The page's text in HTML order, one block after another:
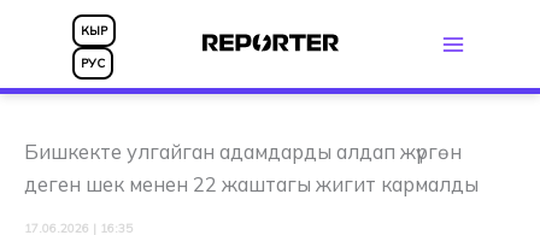
КЫР
РУС
Бишкекте улгайган адамдарды алдап жүргөн
деген шек менен 22 жаштагы жигит кармалды
17.06.2026 | 16:35